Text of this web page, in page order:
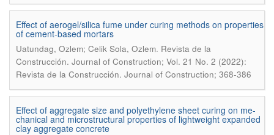
Effect of aerogel/silica fume under curing methods on properties
of cement-based mortars
Uatundag, Ozlem; Celik Sola, Ozlem. Revista de la
Construcción. Journal of Construction; Vol. 21 No. 2 (2022):
Revista de la Construcción. Journal of Construction; 368-386
Effect of aggregate size and polyethylene sheet curing on me-
chanical and microstructural properties of lightweight expanded
clay aggregate concrete